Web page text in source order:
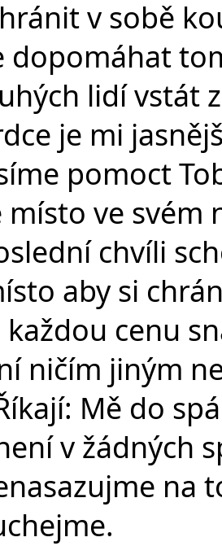
v sobě
dopomáhat
lidí vstát
je mi
pomoct
místo ve
chvíli
aby si
každou cenu
ničím jiným
Mě do
v žádných
na